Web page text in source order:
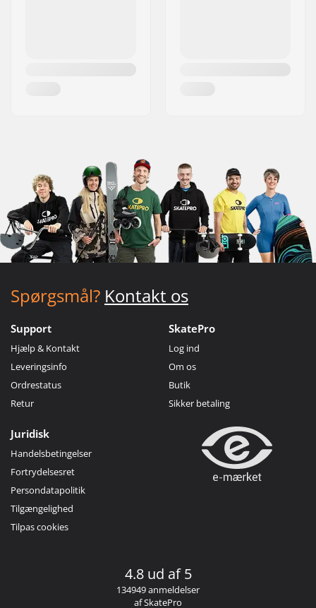
Spørgsmål? Kontakt os
Support
Hjælp & Kontakt
Leveringsinfo
Ordrestatus
Retur
SkatePro
Log ind
Om os
Butik
Sikker betaling
Juridisk
Handelsbetingelser
Fortrydelsesret
Persondatapolitik
Tilgængelighed
Tilpas cookies
4.8 ud af 5
134949 anmeldelser
af SkatePro